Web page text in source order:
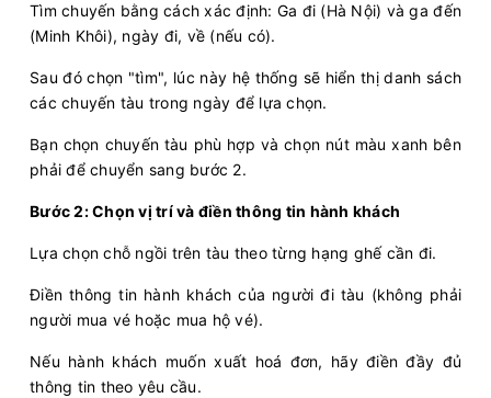
Tìm chuyến bằng cách xác định: Ga đi (Hà Nội) và ga đến
(Minh Khôi), ngày đi, về (nếu có).
Sau đó chọn "tìm", lúc này hệ thống sẽ hiển thị danh sách
các chuyến tàu trong ngày để lựa chọn.
Bạn chọn chuyến tàu phù hợp và chọn nút màu xanh bên
phải để chuyển sang bước 2.
Bước 2: Chọn vị trí và điền thông tin hành khách
Lựa chọn chỗ ngồi trên tàu theo từng hạng ghế cần đi.
Điền thông tin hành khách của người đi tàu (không phải
người mua vé hoặc mua hộ vé).
Nếu hành khách muốn xuất hoá đơn, hãy điền đầy đủ
thông tin theo yêu cầu.